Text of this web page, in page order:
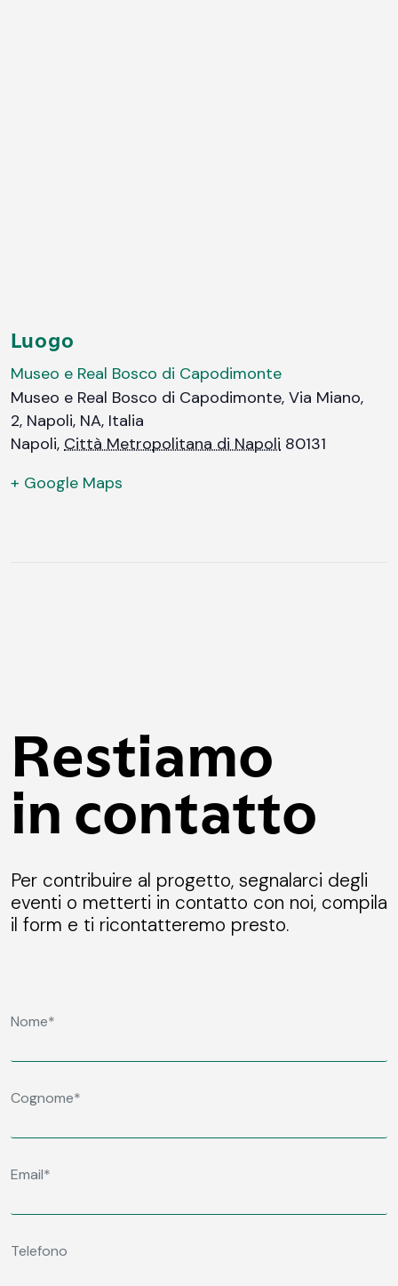
Luogo
Museo e Real Bosco di Capodimonte
Museo e Real Bosco di Capodimonte, Via Miano,
2, Napoli, NA, Italia
Napoli, Città Metropolitana di Napoli 80131
+ Google Maps
Restiamo
in contatto
Per contribuire al progetto, segnalarci degli
eventi o metterti in contatto con noi, compila
il form e ti ricontatteremo presto.